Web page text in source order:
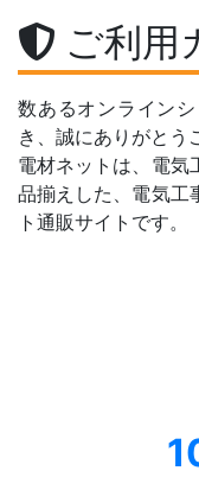
ご利用
数あるオンライン
き、誠にありがとう
電材ネットは、電気
品揃えした、電気工
ト通販サイトです。